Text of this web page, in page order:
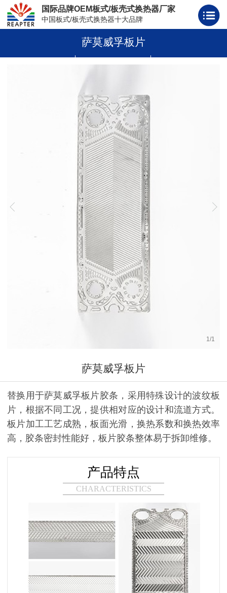
国际品牌OEM板式/板壳式换热器厂家
中国板式/板壳式换热器十大品牌
板壳式换热器
萨莫威孚板片
1 /1
萨莫威孚板片
替换用于萨莫威孚板片胶条，采用特殊设计的波纹板
片，根据不同工况，提供相对应的设计和流道方式。
板片加工工艺成熟，板面光滑，换热系数和换热效率
高，胶条密封性能好，板片胶条整体易于拆卸维修。
产品特点
CHARACTERISTICS